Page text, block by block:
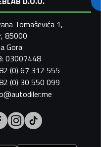
Tomaševića 1,
85000
Gora
03007448
(0) 67 312 555
(0) 30 550 099